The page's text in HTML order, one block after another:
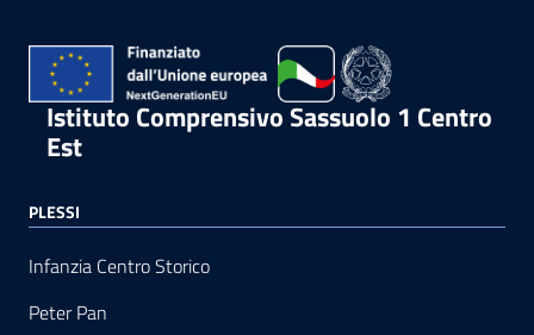
Istituto Comprensivo Sassuolo 1 Centro
Est
PLESSI
Infanzia Centro Storico
Peter Pan